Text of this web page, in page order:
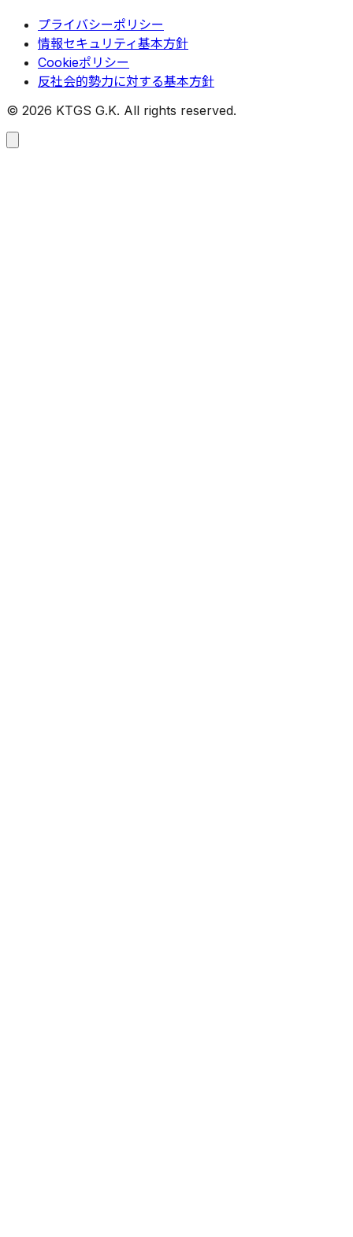
プライバシーポリシー
情報セキュリティ基本方針
Cookieポリシー
反社会的勢力に対する基本方針
© 2026 KTGS G.K. All rights reserved.